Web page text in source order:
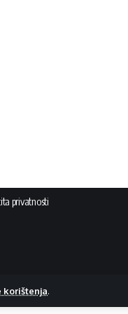
korištenja.
privatnosti